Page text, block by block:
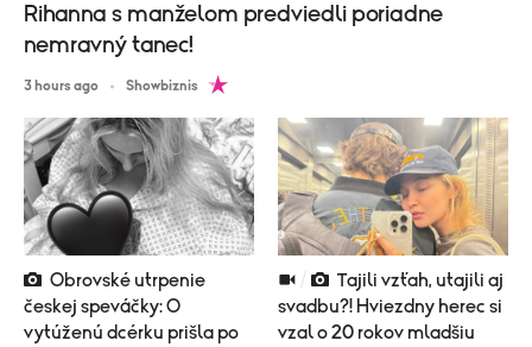
Rihanna s manželom predviedli poriadne
nemravný tanec!
3 hours ago Showbiznis
českej speváčky: O
vytúženú dcérku prišla po
svadbu?! Hviezdny herec si
vzal o 20 rokov mladšiu